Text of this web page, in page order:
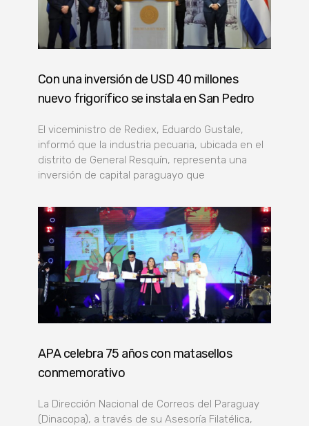
Con una inversión de USD 40 millones
nuevo frigorífico se instala en San Pedro
El viceministro de Rediex, Eduardo Gustale,
informó que la industria pecuaria, ubicada en el
distrito de General Resquín, representa una
inversión de capital paraguayo que
APA celebra 75 años con matasellos
conmemorativo
La Dirección Nacional de Correos del Paraguay
(Dinacopa), a través de su Asesoría Filatélica,